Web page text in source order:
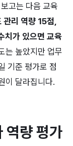
고는 다음 교육
리 역량 15점,
치가 있으면 교육
는 높았지만 업무
기준 평가로 점
이 달라집니다.
역량 평가